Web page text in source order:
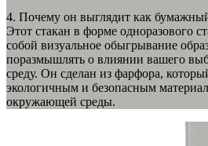
4. Почему он выглядит как
Этот стакан в форме одноразового
собой визуальное обыгрывание
поразмышлять о влиянии вашего
среду. Он сделан из фарфора,
экологичным и безопасным
окружающей среды.